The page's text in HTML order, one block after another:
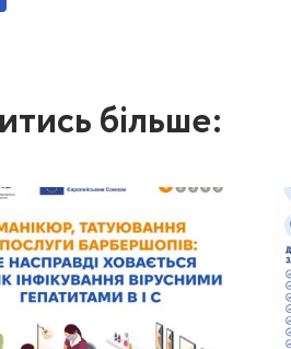
більше: